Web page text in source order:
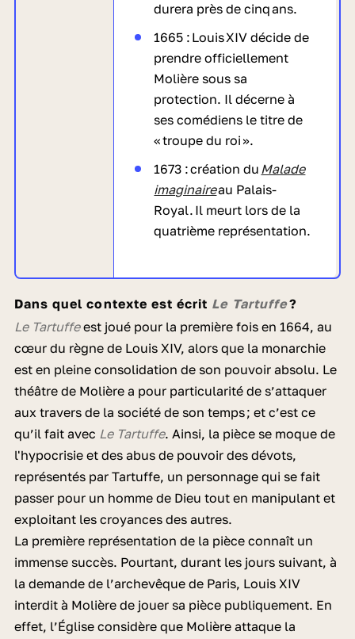
durera près de cinq ans.
1665 : Louis XIV décide de
prendre officiellement
Molière sous sa
protection. Il décerne à
ses comédiens le titre de
« troupe du roi ».
1673 : création du Malade
imaginaireau Palais-
Royal. Il meurt lors de la
quatrième représentation.
Dans quel contexte est écrit Le Tartuffe?
Le Tartuffeest joué pour la première fois en 1664, au
cœur du règne de Louis XIV, alors que la monarchie
est en pleine consolidation de son pouvoir absolu. Le
théâtre de Molière a pour particularité de s’attaquer
aux travers de la société de son temps ; et c’est ce
qu’il fait avec Le Tartuffe. Ainsi, la pièce se moque de
l'hypocrisie et des abus de pouvoir des dévots,
représentés par Tartuffe, un personnage qui se fait
passer pour un homme de Dieu tout en manipulant et
exploitant les croyances des autres.
La première représentation de la pièce connaît un
immense succès. Pourtant, durant les jours suivant, à
la demande de l’archevêque de Paris, Louis XIV
interdit à Molière de jouer sa pièce publiquement. En
effet, l’Église considère que Molière attaque la